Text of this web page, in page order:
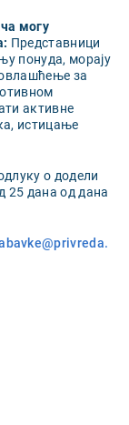
могу
Представници
понуда, морају
за
активне
истицање
о додели
25 дана од дана